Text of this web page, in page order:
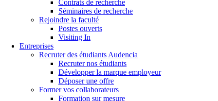
Contrats de recherche
Séminaires de recherche
Rejoindre la faculté
Postes ouverts
Visiting In
Entreprises
Recruter des étudiants Audencia
Recruter nos étudiants
Développer la marque employeur
Déposer une offre
Former vos collaborateurs
Formation sur mesure